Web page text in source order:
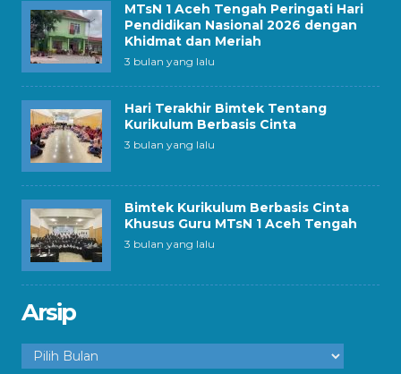
MTsN 1 Aceh Tengah Peringati Hari
Pendidikan Nasional 2026 dengan
Khidmat dan Meriah
3 bulan yang lalu
Hari Terakhir Bimtek Tentang
Kurikulum Berbasis Cinta
3 bulan yang lalu
Bimtek Kurikulum Berbasis Cinta
Khusus Guru MTsN 1 Aceh Tengah
3 bulan yang lalu
Arsip
Arsip